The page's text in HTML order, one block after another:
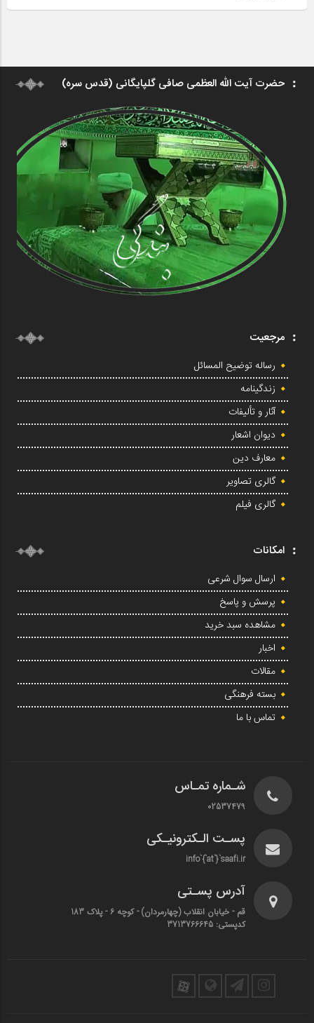
حضرت آیت الله العظمی صافی گلپایگانی (قدس سره)
مرجعیت
رساله توضیح المسائل
زندگینامه
آثار و تألیفات
دیوان اشعار
معارف دین
گالری تصاویر
گالری فیلم
امکانات
ارسال سوال شرعی
پرسش و پاسخ
مشاهده سبد خرید
اخبار
مقالات
بسته فرهنگی
تماس با ما
شـماره تمـاس
02537479
پسـت الـکترونیـکی
info`{`at`}`saafi.ir
آدرس پسـتی
قم - خیابان انقلاب (چهارمردان)‌ - کوچه 6 - پلاک 183
کدپستی: 3713766645